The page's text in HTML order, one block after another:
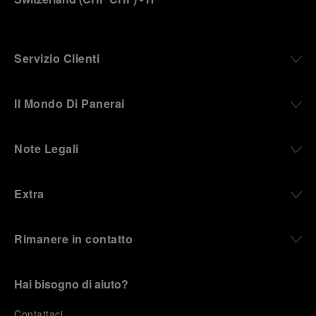
Servizio Clienti
Il Mondo Di Panerai
Note Legali
Extra
Rimanere in contatto
Hai bisogno di aiuto?